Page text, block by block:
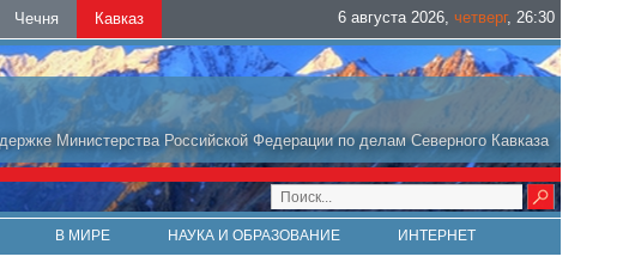
Чечня Кавказ 6 августа 2026, четверг, 26:30
Министерства Российской Федерации по делам Северного Кавказа
В МИРЕ НАУКА И ОБРАЗОВАНИЕ
ИНТЕРНЕТ